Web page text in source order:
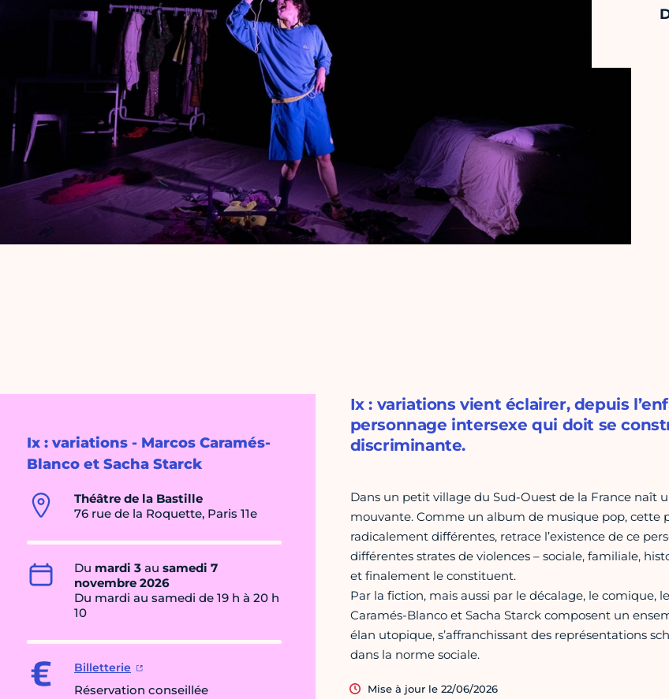
Ix : variations - Marcos Caramés-
Blanco et Sacha Starck
Théâtre de la Bastille
76 rue de la Roquette, Paris 11e
Du mardi 3 au samedi 7
novembre 2026
Du mardi au samedi de 19 h à 20 h
10
Billetterie
Réservation conseillée
Ix : variations vient éclairer, depuis
personnage intersexe qui doit se
discriminante.
Dans un petit village du Sud-Ouest de la France naît
mouvante. Comme un album de musique pop, cette
radicalement différentes, retrace l’existence de ce
différentes strates de violences – sociale, familiale,
et finalement le constituent.
Par la fiction, mais aussi par le décalage, le comique,
Caramés-Blanco et Sacha Starck composent un
élan utopique, s’affranchissant des représentations
dans la norme sociale.
Mise à jour le 22/06/2026